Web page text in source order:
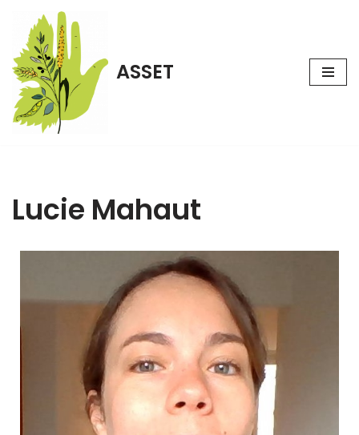
Aller
au
contenu
ASSET
Lucie Mahaut